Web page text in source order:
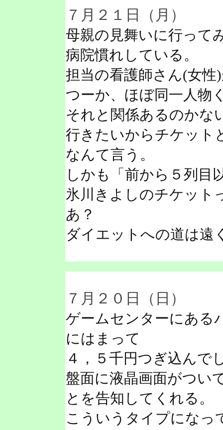
７月２１日（月）
母親の見舞いに行っ
病院慣れしている。
担当の看護師さん(女
つーか、ほぼ同一人物
それと関係あるのかな
行きたいからチケット
なんて言う。
しかも「前から５列目
氷川きよしのチケッ
あ？
ダイエットへの道は遠
７月２０日（日）
ゲームセンターにある
にはまって
４，５千円つぎ込んで
盤面に液晶画面がつ
とを告知してくれる。
こういうタイプになっ